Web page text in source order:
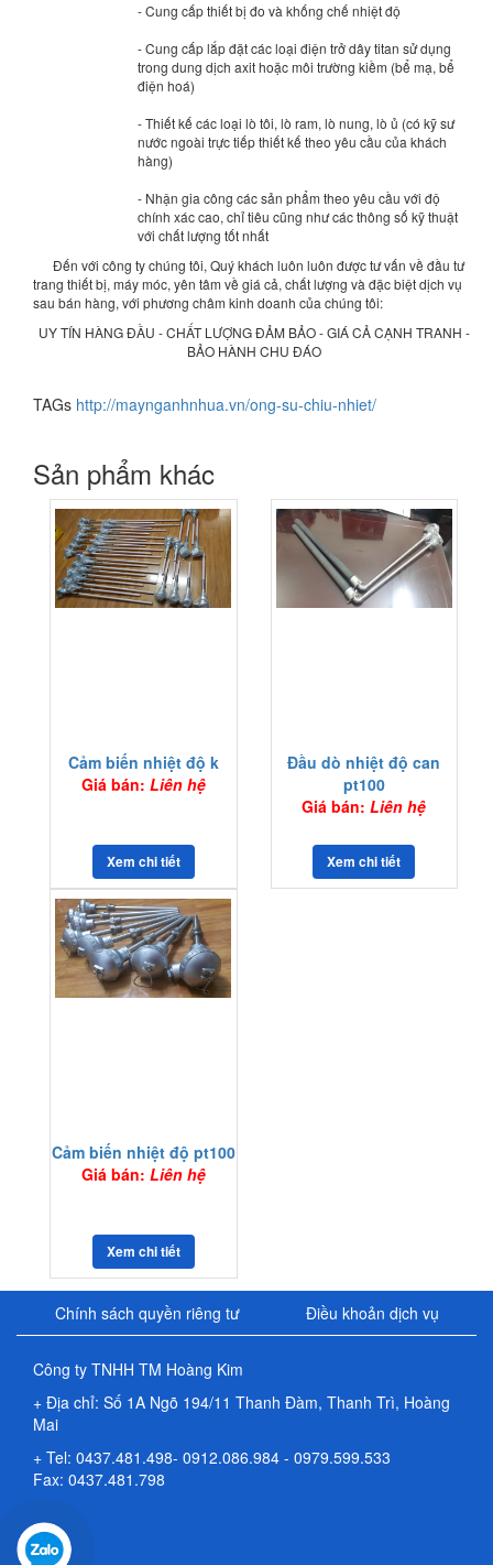
- Cung cấp thiết bị đo và khống chế nhiệt độ
- Cung cấp lắp đặt các loại điện trở dây titan sử dụng
trong dung dịch axit hoặc môi trường kiềm (bể mạ, bể
điện hoá)
- Thiết kế các loại lò tôi, lò ram, lò nung, lò ủ (có kỹ sư
nước ngoài trực tiếp thiết kế theo yêu cầu của khách
hàng)
- Nhận gia công các sản phẩm theo yêu cầu với độ
chính xác cao, chỉ tiêu cũng như các thông số kỹ thuật
với chất lượng tốt nhất
Đến với công ty chúng tôi, Quý khách luôn luôn được tư vấn về đầu tư
trang thiết bị, máy móc, yên tâm về giá cả, chất lượng và đặc biệt dịch vụ
sau bán hàng, với phương châm kinh doanh của chúng tôi:
UY TÍN HÀNG ĐẦU - CHẤT LƯỢNG ĐẢM BẢO - GIÁ CẢ CẠNH TRANH -
BẢO HÀNH CHU ĐÁO
TAGs http://maynganhnhua.vn/ong-su-chiu-nhiet/
Sản phẩm khác
Cảm biến nhiệt độ k
Giá bán: Liên hệ
Xem chi tiết
Đầu dò nhiệt độ can
pt100
Giá bán: Liên hệ
Xem chi tiết
Cảm biến nhiệt độ pt100
Giá bán: Liên hệ
Xem chi tiết
Chính sách quyền riêng tư Điều khoản dịch vụ
Công ty TNHH TM Hoàng Kim
+ Địa chỉ: Số 1A Ngõ 194/11 Thanh Đàm, Thanh Trì, Hoàng
Mai
+ Tel: 0437.481.498- 0912.086.984 - 0979.599.533
Fax: 0437.481.798